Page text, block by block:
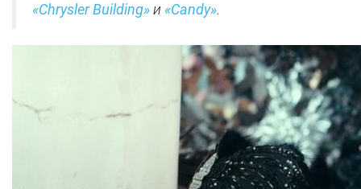
«Chrysler Building» и «Candy».